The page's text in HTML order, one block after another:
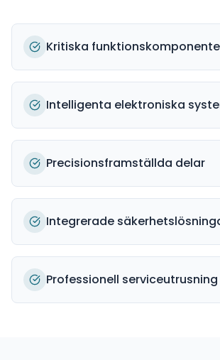
Kritiska
Intelligenta elektroniska
Precisionsframställda delar
Integrerade
Professionell serviceutrusning